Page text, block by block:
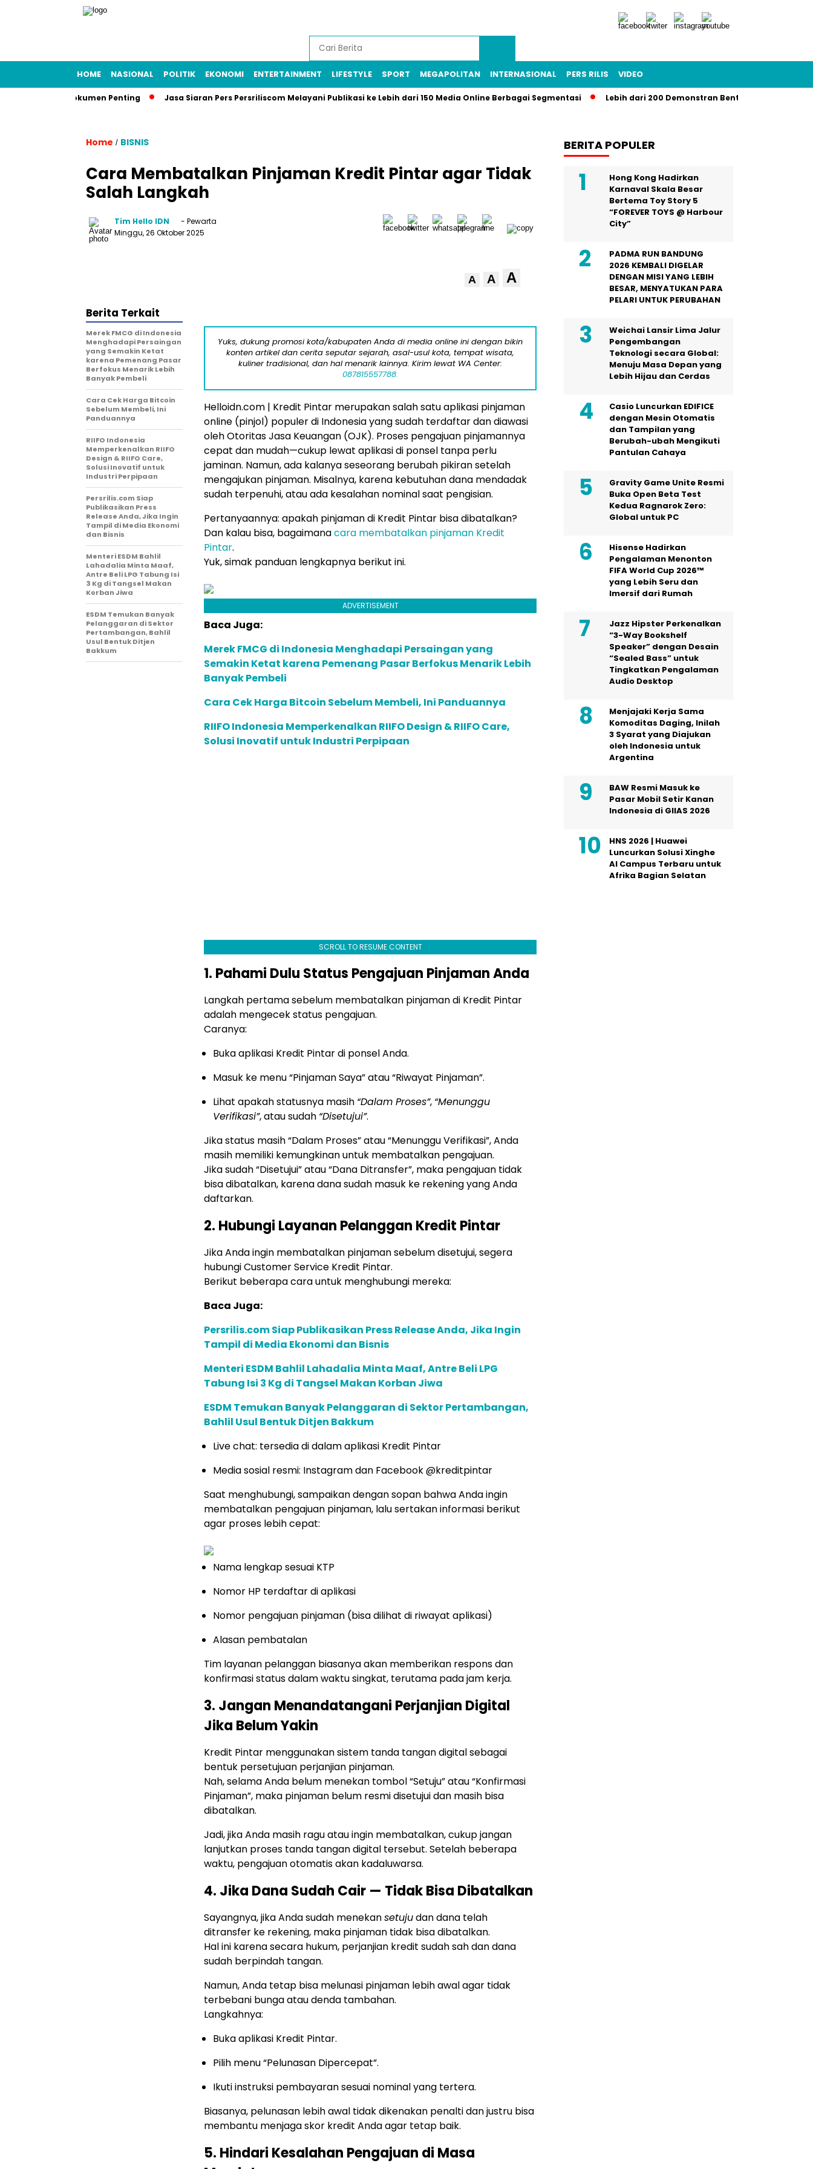
HOME NASIONAL POLITIK EKONOMI ENTERTAINMENT LIFESTYLE SPORT MEGAPOLITAN INTERNASIONAL PERS RILIS VIDEO
Dokumen Penting Jasa Siaran Pers Persriliscom Melayani Publikasi ke Lebih dari 150 Media Online Berbagai Segmentasi Lebih dari 200 Demonstran Bentrok dengan Garda
Home / BISNIS
Cara Membatalkan Pinjaman Kredit Pintar agar Tidak
Salah Langkah
Tim Hello IDN
- Pewarta
Minggu, 26 Oktober 2025
A A A
Yuks, dukung promosi kota/kabupaten Anda di media online ini dengan bikin
konten artikel dan cerita seputar sejarah, asal-usul kota, tempat wisata,
kuliner tradisional, dan hal menarik lainnya. Kirim lewat WA Center:
087815557788.
Helloidn.com | Kredit Pintar merupakan salah satu aplikasi pinjaman
online (pinjol) populer di Indonesia yang sudah terdaftar dan diawasi
oleh Otoritas Jasa Keuangan (OJK). Proses pengajuan pinjamannya
cepat dan mudah—cukup lewat aplikasi di ponsel tanpa perlu
jaminan. Namun, ada kalanya seseorang berubah pikiran setelah
mengajukan pinjaman. Misalnya, karena kebutuhan dana mendadak
sudah terpenuhi, atau ada kesalahan nominal saat pengisian.
Pertanyaannya: apakah pinjaman di Kredit Pintar bisa dibatalkan?
Dan kalau bisa, bagaimanacara membatalkan pinjaman Kredit
Pintar.
Yuk, simak panduan lengkapnya berikut ini.
ADVERTISEMENT
Baca Juga:
Merek FMCG di Indonesia Menghadapi Persaingan yang
Semakin Ketat karena Pemenang Pasar Berfokus Menarik Lebih
Banyak Pembeli
Cara Cek Harga Bitcoin Sebelum Membeli, Ini Panduannya
RIIFO Indonesia Memperkenalkan RIIFO Design & RIIFO Care,
Solusi Inovatif untuk Industri Perpipaan
SCROLL TO RESUME CONTENT
1. Pahami Dulu Status Pengajuan Pinjaman Anda
Langkah pertama sebelum membatalkan pinjaman di Kredit Pintar
adalah mengecek status pengajuan.
Caranya:
Buka aplikasi Kredit Pintar di ponsel Anda.
Masuk ke menu “Pinjaman Saya” atau “Riwayat Pinjaman”.
Lihat apakah statusnya masih “Dalam Proses”, “Menunggu
Verifikasi”, atau sudah “Disetujui”.
Jika status masih “Dalam Proses” atau “Menunggu Verifikasi”, Anda
masih memiliki kemungkinan untuk membatalkan pengajuan.
Jika sudah “Disetujui” atau “Dana Ditransfer”, maka pengajuan tidak
bisa dibatalkan, karena dana sudah masuk ke rekening yang Anda
daftarkan.
2. Hubungi Layanan Pelanggan Kredit Pintar
Jika Anda ingin membatalkan pinjaman sebelum disetujui, segera
hubungi Customer Service Kredit Pintar.
Berikut beberapa cara untuk menghubungi mereka:
Baca Juga:
Persrilis.com Siap Publikasikan Press Release Anda, Jika Ingin
Tampil di Media Ekonomi dan Bisnis
Menteri ESDM Bahlil Lahadalia Minta Maaf, Antre Beli LPG
Tabung Isi 3 Kg di Tangsel Makan Korban Jiwa
ESDM Temukan Banyak Pelanggaran di Sektor Pertambangan,
Bahlil Usul Bentuk Ditjen Bakkum
Live chat: tersedia di dalam aplikasi Kredit Pintar
Media sosial resmi: Instagram dan Facebook @kreditpintar
Saat menghubungi, sampaikan dengan sopan bahwa Anda ingin
membatalkan pengajuan pinjaman, lalu sertakan informasi berikut
agar proses lebih cepat:
Nama lengkap sesuai KTP
Nomor HP terdaftar di aplikasi
Nomor pengajuan pinjaman (bisa dilihat di riwayat aplikasi)
Alasan pembatalan
Tim layanan pelanggan biasanya akan memberikan respons dan
konfirmasi status dalam waktu singkat, terutama pada jam kerja.
3. Jangan Menandatangani Perjanjian Digital
Jika Belum Yakin
Kredit Pintar menggunakan sistem tanda tangan digital sebagai
bentuk persetujuan perjanjian pinjaman.
Nah, selama Anda belum menekan tombol “Setuju” atau “Konfirmasi
Pinjaman”, maka pinjaman belum resmi disetujui dan masih bisa
dibatalkan.
Jadi, jika Anda masih ragu atau ingin membatalkan, cukup jangan
lanjutkan proses tanda tangan digital tersebut. Setelah beberapa
waktu, pengajuan otomatis akan kadaluwarsa.
4. Jika Dana Sudah Cair — Tidak Bisa Dibatalkan
Sayangnya, jika Anda sudah menekansetujudan dana telah
ditransfer ke rekening, maka pinjaman tidak bisa dibatalkan.
Hal ini karena secara hukum, perjanjian kredit sudah sah dan dana
sudah berpindah tangan.
Namun, Anda tetap bisa melunasi pinjaman lebih awal agar tidak
terbebani bunga atau denda tambahan.
Langkahnya:
Buka aplikasi Kredit Pintar.
Pilih menu “Pelunasan Dipercepat”.
Ikuti instruksi pembayaran sesuai nominal yang tertera.
Biasanya, pelunasan lebih awal tidak dikenakan penalti dan justru bisa
membantu menjaga skor kredit Anda agar tetap baik.
5. Hindari Kesalahan Pengajuan di Masa
Berita Terkait
Merek FMCG di Indonesia
Menghadapi Persaingan
yang Semakin Ketat
karena Pemenang Pasar
Berfokus Menarik Lebih
Banyak Pembeli
Cara Cek Harga Bitcoin
Sebelum Membeli, Ini
Panduannya
RIIFO Indonesia
Memperkenalkan RIIFO
Design & RIIFO Care,
Solusi Inovatif untuk
Industri Perpipaan
Persrilis.com Siap
Publikasikan Press
Release Anda, Jika Ingin
Tampil di Media Ekonomi
dan Bisnis
Menteri ESDM Bahlil
Lahadalia Minta Maaf,
Antre Beli LPG Tabung Isi
3 Kg di Tangsel Makan
Korban Jiwa
ESDM Temukan Banyak
Pelanggaran di Sektor
Pertambangan, Bahlil
Usul Bentuk Ditjen
Bakkum
BERITA POPULER
Hong Kong Hadirkan
Karnaval Skala Besar
Bertema Toy Story 5
“FOREVER TOYS @ Harbour
City”
PADMA RUN BANDUNG
2026 KEMBALI DIGELAR
DENGAN MISI YANG LEBIH
BESAR, MENYATUKAN PARA
PELARI UNTUK PERUBAHAN
Weichai Lansir Lima Jalur
Pengembangan
Teknologi secara Global:
Menuju Masa Depan yang
Lebih Hijau dan Cerdas
Casio Luncurkan EDIFICE
dengan Mesin Otomatis
dan Tampilan yang
Berubah-ubah Mengikuti
Pantulan Cahaya
Gravity Game Unite Resmi
Buka Open Beta Test
Kedua Ragnarok Zero:
Global untuk PC
Hisense Hadirkan
Pengalaman Menonton
FIFA World Cup 2026™
yang Lebih Seru dan
Imersif dari Rumah
Jazz Hipster Perkenalkan
“3-Way Bookshelf
Speaker” dengan Desain
“Sealed Bass” untuk
Tingkatkan Pengalaman
Audio Desktop
Menjajaki Kerja Sama
Komoditas Daging, Inilah
3 Syarat yang Diajukan
oleh Indonesia untuk
Argentina
BAW Resmi Masuk ke
Pasar Mobil Setir Kanan
Indonesia di GIIAS 2026
HNS 2026 | Huawei
Luncurkan Solusi Xinghe
AI Campus Terbaru untuk
Afrika Bagian Selatan